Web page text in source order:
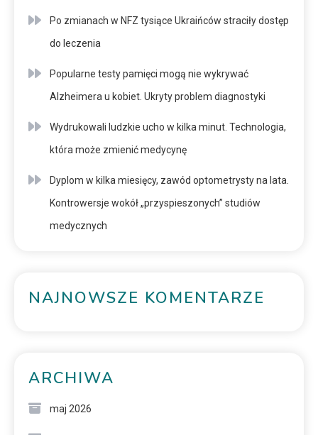
Po zmianach w NFZ tysiące Ukraińców straciły dostęp
do leczenia
Popularne testy pamięci mogą nie wykrywać
Alzheimera u kobiet. Ukryty problem diagnostyki
Wydrukowali ludzkie ucho w kilka minut. Technologia,
która może zmienić medycynę
Dyplom w kilka miesięcy, zawód optometrysty na lata.
Kontrowersje wokół „przyspieszonych” studiów
medycznych
NAJNOWSZE KOMENTARZE
ARCHIWA
maj 2026